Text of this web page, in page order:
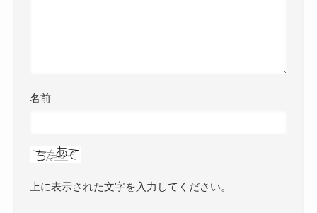
名前
上に表示された文字を入力してください。